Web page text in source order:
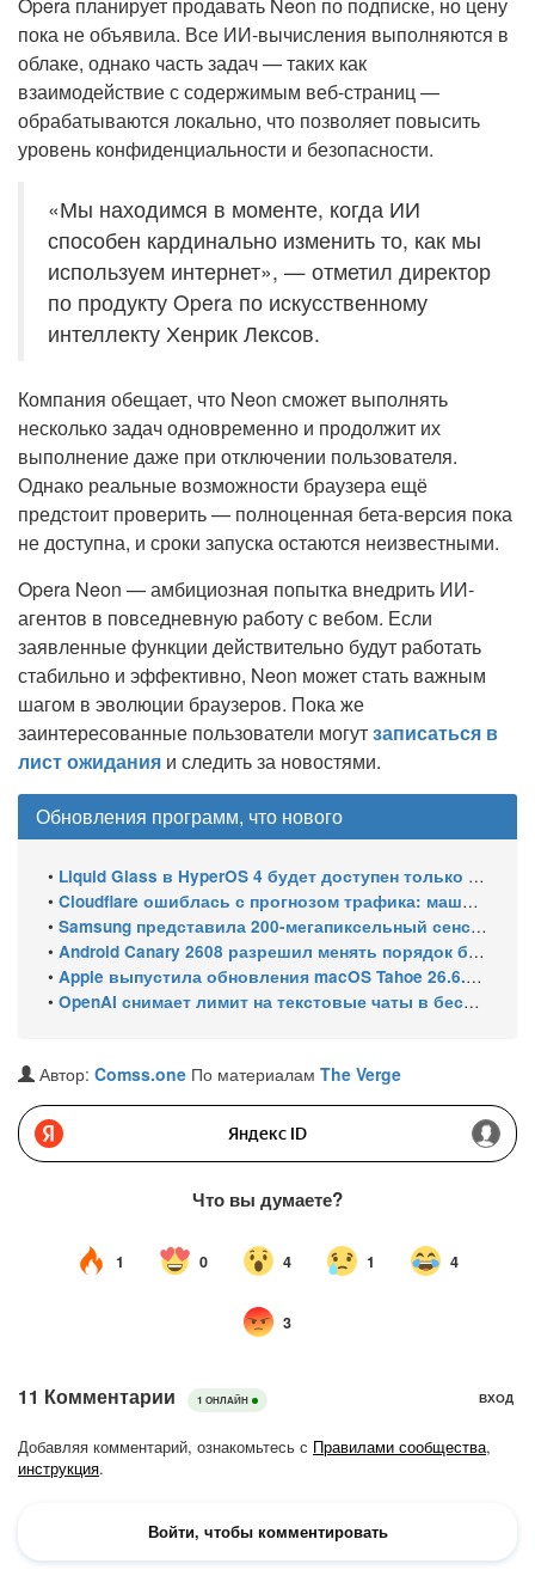
Opera планирует продавать Neon по подписке, но цену
пока не объявила. Все ИИ-вычисления выполняются в
облаке, однако часть задач — таких как
взаимодействие с содержимым веб-страниц —
обрабатываются локально, что позволяет повысить
уровень конфиденциальности и безопасности.
«Мы находимся в моменте, когда ИИ
способен кардинально изменить то, как мы
используем интернет», — отметил директор
по продукту Opera по искусственному
интеллекту Хенрик Лексов.
Компания обещает, что Neon сможет выполнять
несколько задач одновременно и продолжит их
выполнение даже при отключении пользователя.
Однако реальные возможности браузера ещё
предстоит проверить — полноценная бета-версия пока
не доступна, и сроки запуска остаются неизвестными.
Opera Neon — амбициозная попытка внедрить ИИ-
агентов в повседневную работу с вебом. Если
заявленные функции действительно будут работать
стабильно и эффективно, Neon может стать важным
шагом в эволюции браузеров. Пока же
заинтересованные пользователи могутзаписаться в
лист ожидания и следить за новостями.
Обновления программ, что нового
• Liquid Glass в HyperOS 4 будет доступен только на флагманских чипсетах
• Cloudflare ошиблась с прогнозом трафика: машины обошли людей в мае 2026
• Samsung представила 200-мегапиксельный сенсор ISOCELL HPC с DeepPix
• Android Canary 2608 разрешил менять порядок блоков шторки
• Apple выпустила обновления macOS Tahoe 26.6.1, Sequoia 15.7.9 и Sonoma 14.8.9 для устранения уязвимости общего доступа к экрану
• OpenAI снимает лимит на текстовые чаты в бесплатном ChatGPT
Автор: Comss.one По материалам The Verge